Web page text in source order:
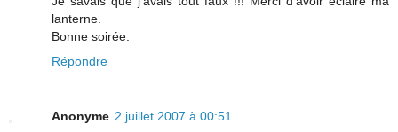
lanterne.
Bonne soirée.
Répondre
Anonyme 2 juillet 2007 à 00:51